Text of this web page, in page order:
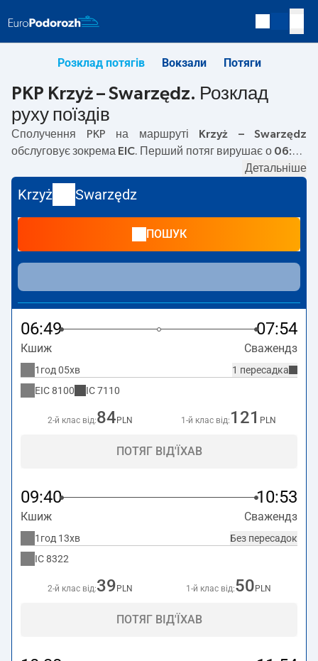
Розклад потягів Вокзали Потяги
PKP Krzyż – Swarzędz. Розклад
руху поїздів
Сполучення PKP на маршруті
Krzyż – Swarzędz
обслуговує зокрема EIC . Перший потяг вирушає о 06:49
о 21:24. На маршруті
інші потяги: — пропонують нижчу ціну квитка і зазвичай
довший час подорожі. Потяг завершує маршрут на
Детальніше
Krzyż Swarzędz
ПОШУК
06:49 07:54
Кшиж Сважендз
1 пересадка
1год 05хв
EIC8100 IC7110
2-й клас від:84 PLN 1-й клас від: 121 PLN
ПОТЯГ ВІД'ЇХАВ
09:40 10:53
Кшиж Сважендз
Без пересадок
1год 13хв
IC8322
2-й клас від:39 PLN 1-й клас від:50 PLN
ПОТЯГ ВІД'ЇХАВ